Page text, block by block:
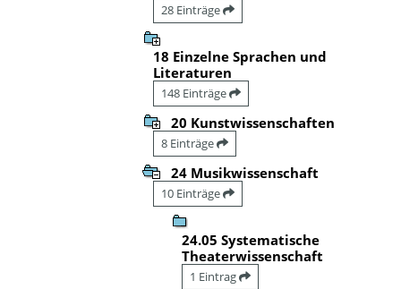
28 Einträge
18 Einzelne Sprachen und
Literaturen
148 Einträge
20 Kunstwissenschaften
8 Einträge
24 Musikwissenschaft
10 Einträge
24.05 Systematische
Theaterwissenschaft
1 Eintrag